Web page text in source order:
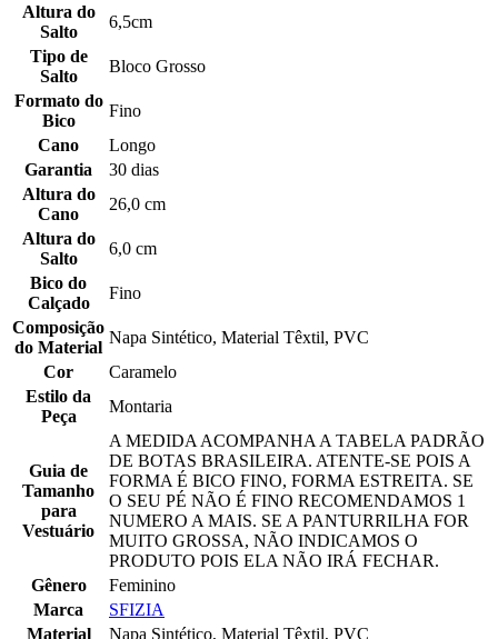
Altura do
Salto
6,5cm
Tipo de
Salto
Bloco Grosso
Formato do
Bico
Fino
Cano
Longo
Garantia
30 dias
Altura do
Cano
26,0 cm
Altura do
Salto
6,0 cm
Bico do
Calçado
Fino
Composição
do Material
Napa Sintético, Material Têxtil, PVC
Cor
Caramelo
Estilo da
Peça
Montaria
Guia de
Tamanho
para
Vestuário
A MEDIDA ACOMPANHA A TABELA PADRÃO
DE BOTAS BRASILEIRA. ATENTE-SE POIS A
FORMA É BICO FINO, FORMA ESTREITA. SE
O SEU PÉ NÃO É FINO RECOMENDAMOS 1
NUMERO A MAIS. SE A PANTURRILHA FOR
MUITO GROSSA, NÃO INDICAMOS O
PRODUTO POIS ELA NÃO IRÁ FECHAR.
Gênero
Feminino
Marca
SFIZIA
Material
Napa Sintético, Material Têxtil, PVC